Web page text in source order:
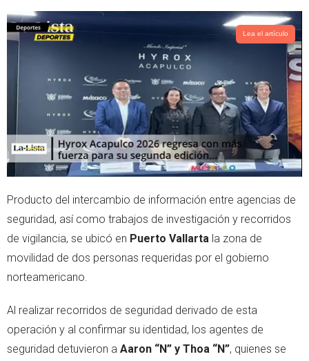
Lea el artículo
Producto del intercambio de información entre agencias de
seguridad, así como trabajos de investigación y recorridos
de vigilancia, se ubicó en Puerto Vallarta la zona de
movilidad de dos personas requeridas por el gobierno
norteamericano.
Al realizar recorridos de seguridad derivado de esta
operación y al confirmar su identidad, los agentes de
seguridad detuvieron a Aaron “N” y Thoa “N”, quienes se